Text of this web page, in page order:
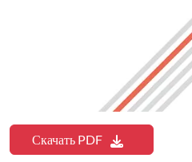
Скачать PDF